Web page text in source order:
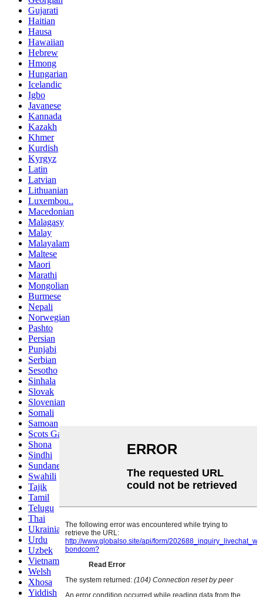
Gujarati
Haitian
Hausa
Hawaiian
Hebrew
Hmong
Hungarian
Icelandic
Igbo
Javanese
Kannada
Kazakh
Khmer
Kurdish
Kyrgyz
Latin
Latvian
Lithuanian
Luxembou..
Macedonian
Malagasy
Malay
Malayalam
Maltese
Maori
Marathi
Mongolian
Burmese
Nepali
Norwegian
Pashto
Persian
Punjabi
Serbian
Sesotho
Sinhala
Slovak
Slovenian
Somali
Samoan
Scots Gaelic
Shona
Sindhi
Sundanese
Swahili
Tajik
Tamil
Telugu
Thai
Ukrainian
Urdu
Uzbek
Vietnamese
Welsh
Xhosa
Yiddish